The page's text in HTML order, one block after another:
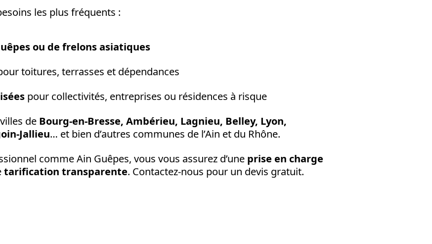
les plus fréquents :
ou de frelons asiatiques
toitures, terrasses et dépendances
pour collectivités, entreprises ou résidences à risque
de Bourg-en-Bresse, Ambérieu, Lagnieu, Belley, Lyon,
Jallieu… et bien d’autres communes de l’Ain et du Rhône.
comme Ain Guêpes, vous vous assurez d’une prise en charge
tarification transparente. Contactez-nous pour un devis gratuit.